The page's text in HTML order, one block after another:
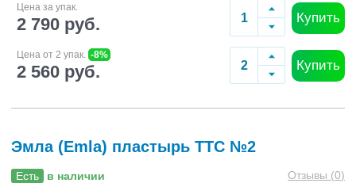
Цена за упак.
2 790 руб. Купить
Цена от 2 упак. -8%
2 560 руб. Купить
Эмла (Emla) пластырь ТТС №2
Есть в наличии Отзывы (0)